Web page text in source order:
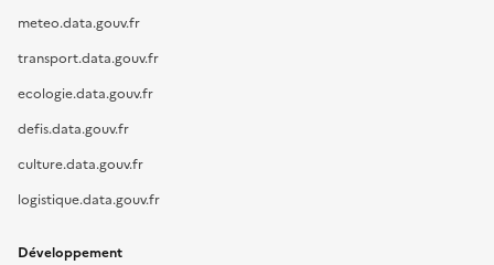
meteo.data.gouv.fr
transport.data.gouv.fr
ecologie.data.gouv.fr
defis.data.gouv.fr
culture.data.gouv.fr
logistique.data.gouv.fr
Développement